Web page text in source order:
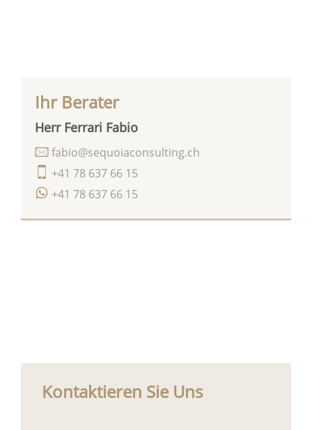
Ihr Berater
Herr Ferrari Fabio
+41 78 637 66 15
+41 78 637 66 15
fabio@sequoiaconsulting.ch
Kontaktieren Sie Uns